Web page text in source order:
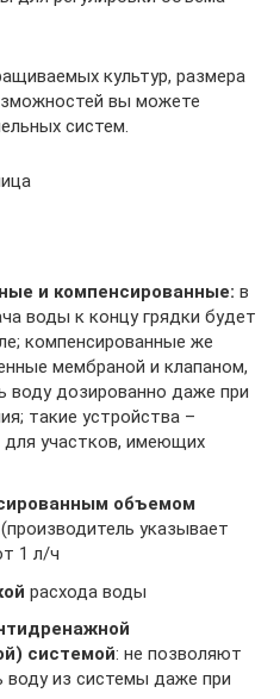
культур, размера
вы можете
систем.
и компенсированные: в
воды к концу грядки будет
компенсированные же
мембраной и клапаном,
воду дозированно даже при
такие устройства –
для участков, имеющих
объемом
(производитель указывает
1 л/ч
расхода воды
системой: не позволяют
воду из системы даже при